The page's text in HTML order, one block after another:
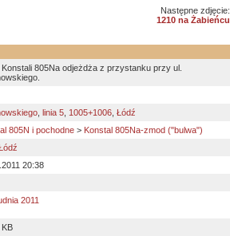
Następne zdjęcie:
1210 na Żabieńcu
Konstali 805Na odjeżdża z przystanku przy ul.
linia 5 1005+1006 Łódź
805N i pochodne > Konstal 805Na-zmod ("bulwa")
20:38
2011